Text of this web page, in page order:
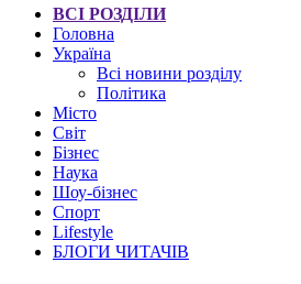
ВСІ РОЗДІЛИ
Головна
Україна
Всі новини розділу
Політика
Місто
Світ
Бізнес
Наука
Шоу-бізнес
Спорт
Lifestyle
БЛОГИ ЧИТАЧІВ